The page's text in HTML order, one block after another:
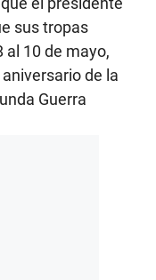
sus tropas
al 10 de mayo,
de la
Guerra